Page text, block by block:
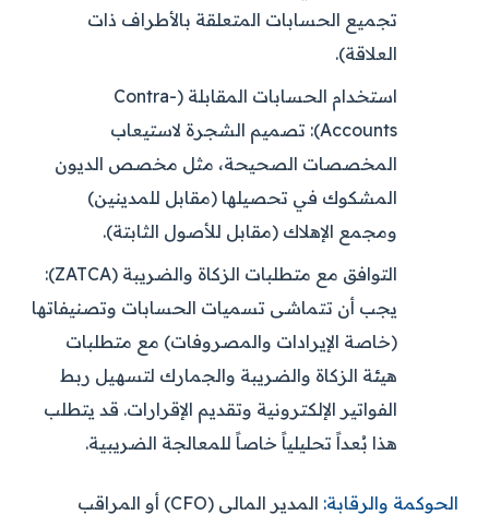
تجميع الحسابات المتعلقة بالأطراف ذات
العلاقة).
استخدام الحسابات المقابلة (Contra-
Accounts):
تصميم الشجرة لاستيعاب
المخصصات الصحيحة، مثل مخصص الديون
المشكوك في تحصيلها (مقابل للمدينين)
ومجمع الإهلاك (مقابل للأصول الثابتة).
التوافق مع متطلبات الزكاة والضريبة (ZATCA):
يجب أن تتماشى تسميات الحسابات وتصنيفاتها
(خاصة الإيرادات والمصروفات) مع متطلبات
هيئة الزكاة والضريبة والجمارك لتسهيل ربط
الفواتير الإلكترونية وتقديم الإقرارات. قد يتطلب
هذا بُعداً تحليلياً خاصاً للمعالجة الضريبية.
الحوكمة والرقابة:
المدير المالي (CFO) أو المراقب